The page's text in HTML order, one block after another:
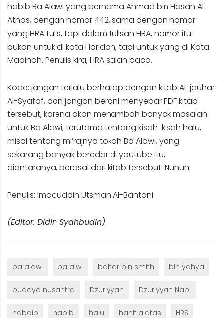
habib Ba Alawi yang bernama Ahmad bin Hasan Al-
Athos, dengan nomor 442, sama dengan nomor
yang HRA tulis, tapi dalam tulisan HRA, nomor itu
bukan untuk di kota Haridah, tapi untuk yang di Kota
Madinah. Penulis kira, HRA salah baca.
Kode: jangan terlalu berharap dengan kitab Al-jauhar
Al-Syafaf, dan jangan berani menyebar PDF kitab
tersebut, karena akan menambah banyak masalah
untuk Ba Alawi, terutama tentang kisah-kisah halu,
misal tentang mi’rajnya tokoh Ba Alawi, yang
sekarang banyak beredar di youtube itu,
diantaranya, berasal dari kitab tersebut. Nuhun.
Penulis: Imaduddin Utsman Al-Bantani
(Editor: Didin Syahbudin)
ba alawi ba alwi bahar bin smith bin yahya
budaya nusantra Dzuriyyah Dzuriyyah Nabi
habaib habib halu hanif alatas HRS